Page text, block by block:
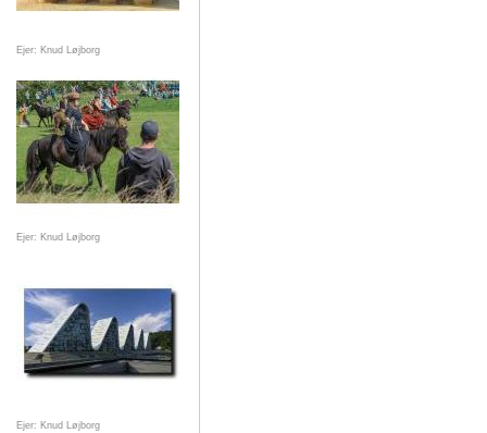
Ejer: Knud Løjborg
Ejer: Knud Løjborg
Ejer: Knud Løjborg